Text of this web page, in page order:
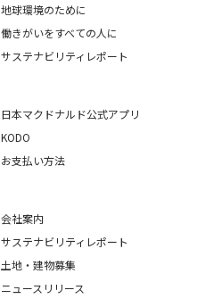
地球環境のために
働きがいをすべての人に
サステナビリティレポート
日本マクドナルド公式アプリ
KODO
お支払い方法
会社案内
サステナビリティレポート
土地・建物募集
ニュースリリース